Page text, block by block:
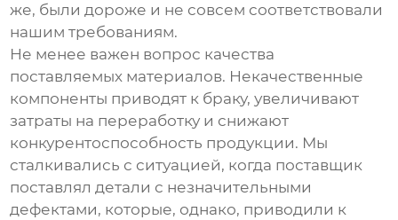
же, были дороже и не совсем соответствовали
нашим требованиям.
Не менее важен вопрос качества
поставляемых материалов. Некачественные
компоненты приводят к браку, увеличивают
затраты на переработку и снижают
конкурентоспособность продукции. Мы
сталкивались с ситуацией, когда поставщик
поставлял детали с незначительными
дефектами, которые, однако, приводили к